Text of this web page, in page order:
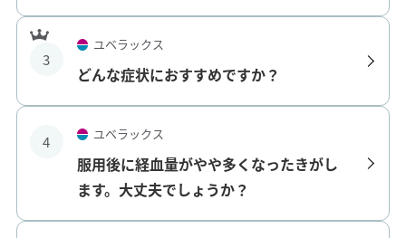
3
ユベラックス
どんな症状におすすめですか？
4 ユベラックス
服用後に経血量がやや多くなったきがし
ます。大丈夫でしょうか？